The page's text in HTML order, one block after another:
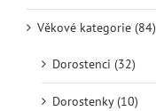
Věkové kategorie (84)
Dorostenci (32)
Dorostenky (10)